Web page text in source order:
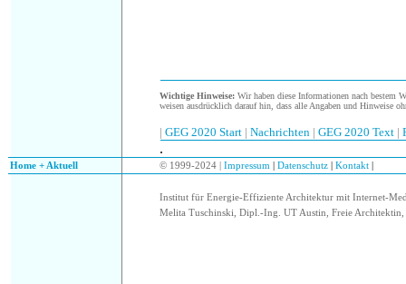
Wichtige Hinweise: Wir haben diese Informationen nach bestem
weisen ausdrücklich darauf hin, dass alle Angaben und Hinweise
| GEG 2020 Start | Nachrichten | GEG 2020 Text |
.
Home + Aktuell © 1999-2024 | Impressum Datenschutz Kontakt
Institut für Energie-Effiziente Architektur mit Internet-
Melita Tuschinski, Dipl.-Ing. UT Austin, Freie Architektin,